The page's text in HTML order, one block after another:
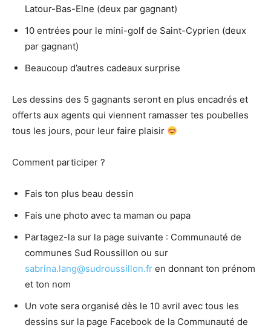
Latour-Bas-Elne (deux par gagnant)
10 entrées pour le mini-golf de Saint-Cyprien (deux
par gagnant)
Beaucoup d’autres cadeaux surprise
Les dessins des 5 gagnants seront en plus encadrés et
offerts aux agents qui viennent ramasser tes poubelles
tous les jours, pour leur faire plaisir
Comment participer ?
Fais ton plus beau dessin
Fais une photo avec ta maman ou papa
Partagez-la sur la page suivante : Communauté de
communes Sud Roussillon ou sur
sabrina.lang@sudroussillon.fr en donnant ton prénom
et ton nom
Un vote sera organisé dès le 10 avril avec tous les
dessins sur la page Facebook de la Communauté de